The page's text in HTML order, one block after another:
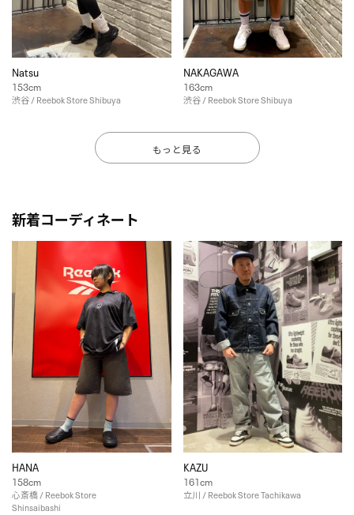
Natsu
153cm
渋谷 / Reebok Store Shibuya
NAKAGAWA
163cm
渋谷 / Reebok Store Shibuya
もっと見る
新着コーディネート
HANA
158cm
心斎橋 / Reebok Store
Shinsaibashi
KAZU
161cm
立川 / Reebok Store Tachikawa